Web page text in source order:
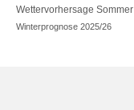
Wettervorhersage Sommer
Winterprognose 2025/26